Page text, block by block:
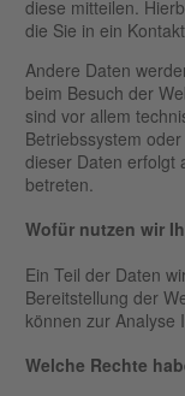
diese mitteilen.
die Sie in ein
Andere Daten
beim Besuch der
sind vor allem
Betriebssystem
dieser Daten erfolgt
betreten.
Wofür nutzen wir
Ein Teil der Daten
Bereitstellung der
können zur Analyse
Welche Rechte